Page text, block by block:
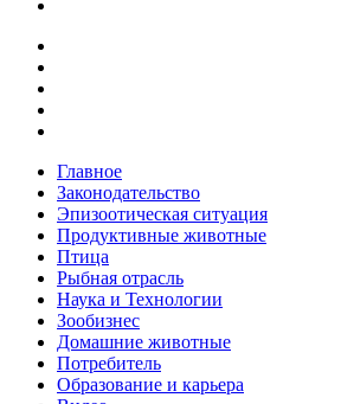
Главное
Законодательство
Эпизоотическая ситуация
Продуктивные животные
Птица
Рыбная отрасль
Наука и Технологии
Зообизнес
Домашние животные
Потребитель
Образование и карьера